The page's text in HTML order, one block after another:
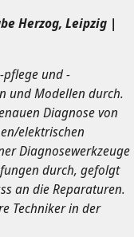
Herzog, Leipzig |
pflege und -
und Modellen durch.
Diagnose von
elektrischen
Diagnosewerkzeuge
durch, gefolgt
an die Reparaturen.
Techniker in der